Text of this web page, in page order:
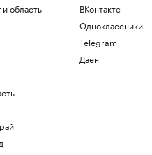
область
ВКонтакте
Одноклассники
Telegram
Дзен